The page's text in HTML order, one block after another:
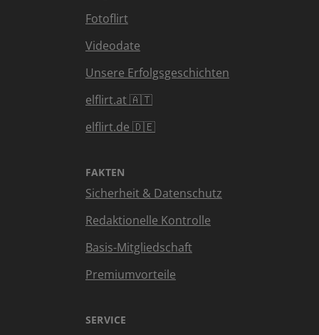
Fotoflirt
Videodate
Unsere Erfolgsgeschichten
elflirt.at 🇦🇹
elflirt.de 🇩🇪
FAKTEN
Sicherheit & Datenschutz
Redaktionelle Kontrolle
Basis-Mitgliedschaft
Premiumvorteile
SERVICE